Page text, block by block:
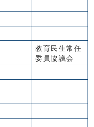
教育民生常任
委員協議会